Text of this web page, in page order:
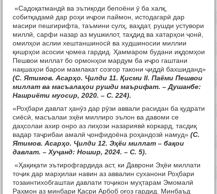
«Садоқатмандӣ ва эътиқоди бепоёни ӯ ба халқ,
собитқадамӣ дар роҳи иҷрои паймон, истодагарӣ дар
масири пешгирифта, таъмини сулҳ, ваҳдат, рушди устувори
миллӣ, сарфи назар аз мушкилот, таҳдид ва хатарҳои ҷонӣ,
омилҳои аслии хештаншиносӣ ва худшиносии миллии
қишрҳои асосии ҷомеа гардид. Ҳаммаром будани иқдомҳои
Пешвои миллат бо ормонҳои мардум ба иҷро гаштани
нақшаҳои барои мамлакат созгор такони ҷиддӣ бахшиданд»
(С. Ятимов. Асарҳо. Ҷилди 11. Қисми II. Паёми Пешвои
миллат ва масъалаҳои рушди маърифат. – Душанбе:
Нашриёти муосир, 2020. – С. 224).
«Роҳбари давлат ҳанӯз дар рӯзи аввали расидан ба қудрати
сиёсӣ, масъалаи эҳёи миллиро эълон ва давоми се
даҳсолаи ахир онро аз лиҳози назариявӣ коркард, тасдиқ
вадар таҷрибаи амалӣ ҷонфидоёна роҳандозӣ намуд» (С.
Ятимов. Асарҳо. Ҷилди 12. Эҳёи миллат – бақои
давлат. – Хуҷанд: Ношир, 2024. – С. 5).
«Ҳақиқати эътирофгардида аст, ки Даврони Эҳёи миллати
тоҷик дар марҳилаи навин аз аввалин суханони Роҳбари
тозаинтихобгаштаи давлати тоҷикон муҳтарам Эмомалӣ
Раҳмон аз минбари Қасри Арбоб оғоз гардид. Минбаъд